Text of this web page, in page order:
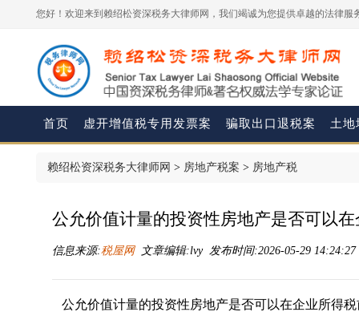
您好！欢迎来到赖绍松资深税务大律师网，我们竭诚为您提供卓越的法律服
首页 虚开增值税专用发票案 骗取出口退税案 土地
赖绍松资深税务大律师网 > 房地产税案 > 房地产税
公允价值计量的投资性房地产是否可以
信息来源:税屋网文章编辑:lvy 发布时间:2026-05-29
公允价值计量的投资性房地产是否可以在企业所得